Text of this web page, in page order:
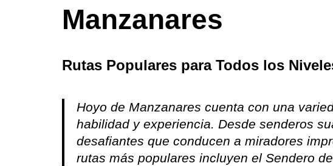
Manzanares
Rutas Populares para Todos los
Hoyo de Manzanares cuenta con una
habilidad y experiencia. Desde senderos
desafiantes que conducen a miradores
rutas más populares incluyen el Sendero